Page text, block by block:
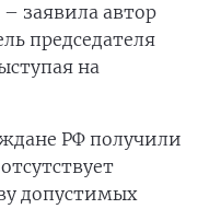
заявила автор
председателя
на
РФ получили
допустимых